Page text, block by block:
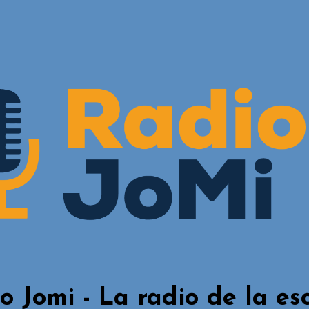
Jomi - La radio de la